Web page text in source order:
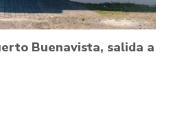
Buenavista, salida a